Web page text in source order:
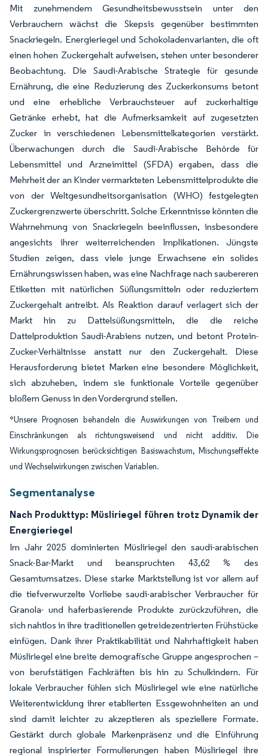
Mit zunehmendem Gesundheitsbewusstsein unter den
Verbrauchern wächst die Skepsis gegenüber bestimmten
Snackriegeln. Energieriegel und Schokoladenvarianten, die oft
einen hohen Zuckergehalt aufweisen, stehen unter besonderer
Beobachtung. Die Saudi-Arabische Strategie für gesunde
Ernährung, die eine Reduzierung des Zuckerkonsums betont
und eine erhebliche Verbrauchsteuer auf zuckerhaltige
Getränke erhebt, hat die Aufmerksamkeit auf zugesetzten
Zucker in verschiedenen Lebensmittelkategorien verstärkt.
Überwachungen durch die Saudi-Arabische Behörde für
Lebensmittel und Arzneimittel (SFDA) ergaben, dass die
Mehrheit der an Kinder vermarkteten Lebensmittelprodukte die
von der Weltgesundheitsorganisation (WHO) festgelegten
Zuckergrenzwerte überschritt. Solche Erkenntnisse könnten die
Wahrnehmung von Snackriegeln beeinflussen, insbesondere
angesichts ihrer weiterreichenden Implikationen. Jüngste
Studien zeigen, dass viele junge Erwachsene ein solides
Ernährungswissen haben, was eine Nachfrage nach saubereren
Etiketten mit natürlichen Süßungsmitteln oder reduziertem
Zuckergehalt antreibt. Als Reaktion darauf verlagert sich der
Markt hin zu Dattelsüßungsmitteln, die die reiche
Dattelproduktion Saudi-Arabiens nutzen, und betont Protein-
Zucker-Verhältnisse anstatt nur den Zuckergehalt. Diese
Herausforderung bietet Marken eine besondere Möglichkeit,
sich abzuheben, indem sie funktionale Vorteile gegenüber
bloßem Genuss in den Vordergrund stellen.
*Unsere Prognosen behandeln die Auswirkungen von Treibern und
Einschränkungen als richtungsweisend und nicht additiv. Die
Wirkungsprognosen berücksichtigen Basiswachstum, Mischungseffekte
und Wechselwirkungen zwischen Variablen.
Segmentanalyse
Nach Produkttyp: Müsliriegel führen trotz Dynamik der
Energieriegel
Im Jahr 2025 dominierten Müsliriegel den saudi-arabischen
Snack-Bar-Markt und beanspruchten 43,62 % des
Gesamtumsatzes. Diese starke Marktstellung ist vor allem auf
die tiefverwurzelte Vorliebe saudi-arabischer Verbraucher für
Granola- und haferbasierende Produkte zurückzuführen, die
sich nahtlos in ihre traditionellen getreidezentrierten Frühstücke
einfügen. Dank ihrer Praktikabilität und Nahrhaftigkeit haben
Müsliriegel eine breite demografische Gruppe angesprochen –
von berufstätigen Fachkräften bis hin zu Schulkindern. Für
lokale Verbraucher fühlen sich Müsliriegel wie eine natürliche
Weiterentwicklung ihrer etablierten Essgewohnheiten an und
sind damit leichter zu akzeptieren als speziellere Formate.
Gestärkt durch globale Markenpräsenz und die Einführung
regional inspirierter Formulierungen haben Müsliriegel ihre